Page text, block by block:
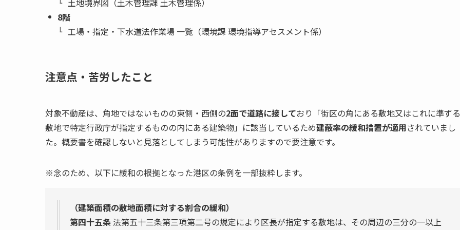
8階
工場・指定・下水道法作業場 一覧（環境課 環境指導アセスメント係）
注意点・苦労したこと
対象不動産は、角地ではないものの東側・西側の2面で道路に接しており「街区の角にある敷地又はこれに準ずる
敷地で特定行政庁が指定するものの内にある建築物」に該当しているため建蔽率の緩和措置が適用されていまし
た。概要書を確認しないと見落としてしまう可能性がありますので要注意です。
※念のため、以下に緩和の根拠となった港区の条例を一部抜粋します。
（建築面積の敷地面積に対する割合の緩和）
第四十五条法第五十三条第三項第二号の規定により区長が指定する敷地は、その周辺の三分の一以上